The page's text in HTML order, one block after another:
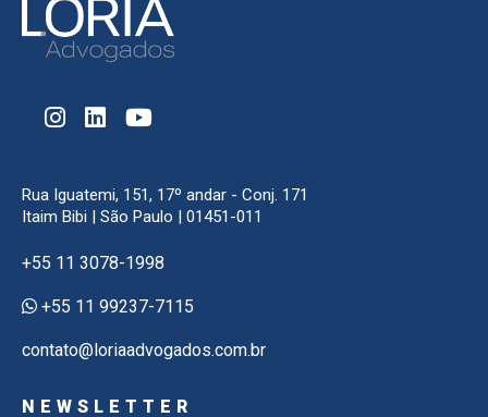
Rua Iguatemi, 151, 17º andar - Conj. 171
Itaim Bibi | São Paulo | 01451-011
+55 11 3078-1998
+55 11 99237-7115
contato@loriaadvogados.com.br
NEWSLETTER